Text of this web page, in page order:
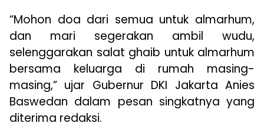
“Mohon doa dari semua untuk almarhum,
dan mari segerakan ambil wudu,
selenggarakan salat ghaib untuk almarhum
bersama keluarga di rumah masing-
masing,” ujar Gubernur DKI Jakarta Anies
Baswedan dalam pesan singkatnya yang
diterima redaksi.